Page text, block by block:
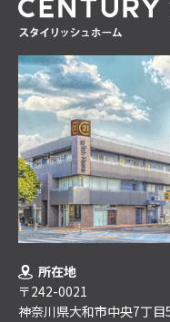
所在地
〒242-0021
神奈川県大和市中央7丁